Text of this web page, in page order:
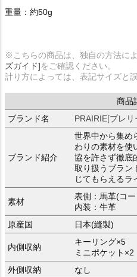
重量：約50g
※こちらの商品は、独自の方法に
ズガイド]をご確認ください。
計り方によっては、表記サイズと
商品
ブランド名
PRAIRIE[プレリ
ブランド紹介
世界中から集め
わりの素材を使
協を許さず徹底
取り扱うブラン
じてもらえるラ
素材
表側：馬革(コ
内装：牛革
原産国
日本(縫製)
内側収納
キーリング×5
ミニポケット×2
外側収納
なし